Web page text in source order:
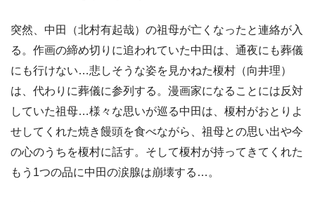
突然、中田（北村有起哉）の祖母が亡くなったと連絡が入
る。作画の締め切りに追われていた中田は、通夜にも葬儀
にも行けない…悲しそうな姿を見かねた榎村（向井理）
は、代わりに葬儀に参列する。漫画家になることには反対
していた祖母…様々な思いが巡る中田は、榎村がおとりよ
せしてくれた焼き饅頭を食べながら、祖母との思い出や今
の心のうちを榎村に話す。そして榎村が持ってきてくれた
もう1つの品に中田の涙腺は崩壊する…。